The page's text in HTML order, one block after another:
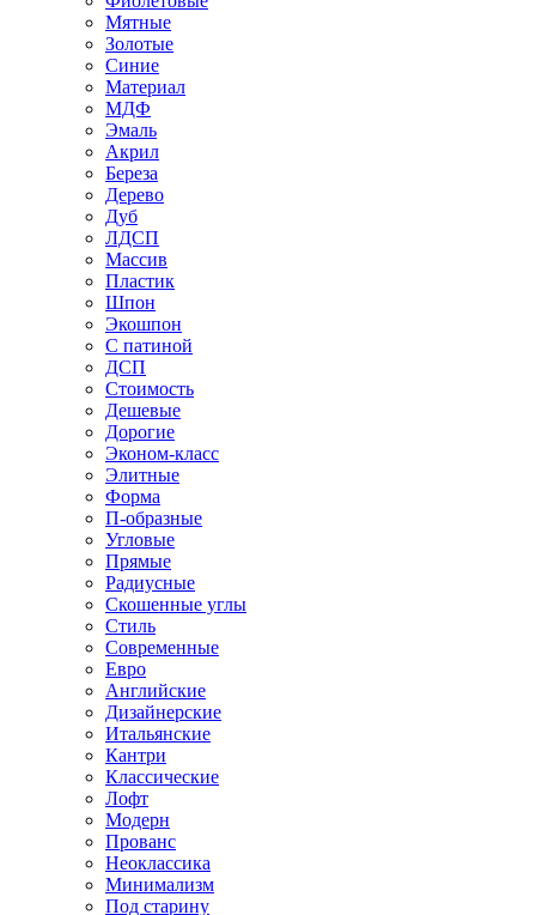
Мятные
Золотые
Синие
Материал
МДФ
Эмаль
Акрил
Береза
Дерево
Дуб
ЛДСП
Массив
Пластик
Шпон
Экошпон
С патиной
ДСП
Стоимость
Дешевые
Дорогие
Эконом-класс
Элитные
Форма
П-образные
Угловые
Прямые
Радиусные
Скошенные углы
Стиль
Современные
Евро
Английские
Дизайнерские
Итальянские
Кантри
Классические
Лофт
Модерн
Прованс
Неоклассика
Минимализм
Под старину